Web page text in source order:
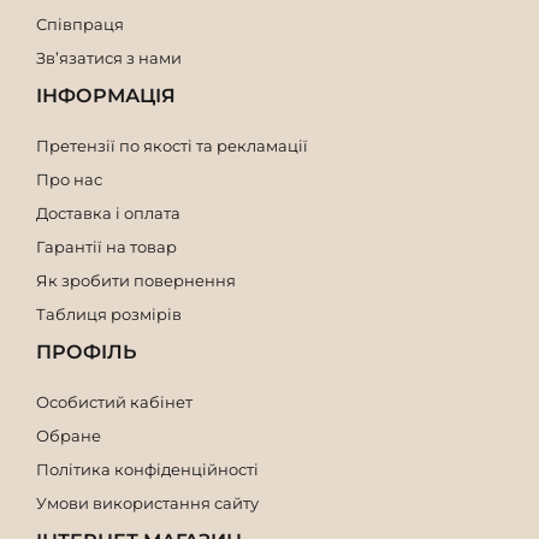
Співпраця
Зв’язатися з нами
ІНФОРМАЦІЯ
Претензії по якості та рекламації
Про нас
Доставка і оплата
Гарантії на товар
Як зробити повернення
Таблиця розмірів
ПРОФІЛЬ
Особистий кабінет
Обране
Політика конфіденційності
Умови використання сайту